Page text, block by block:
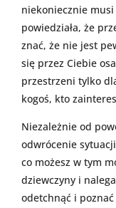
niekoniecznie
powiedziała, że
znać, że nie jest
się przez Ciebie
przestrzeni tylko
kogoś, kto
Niezależnie od
odwrócenie
co możesz w tym
dziewczyny i
odetchnąć i